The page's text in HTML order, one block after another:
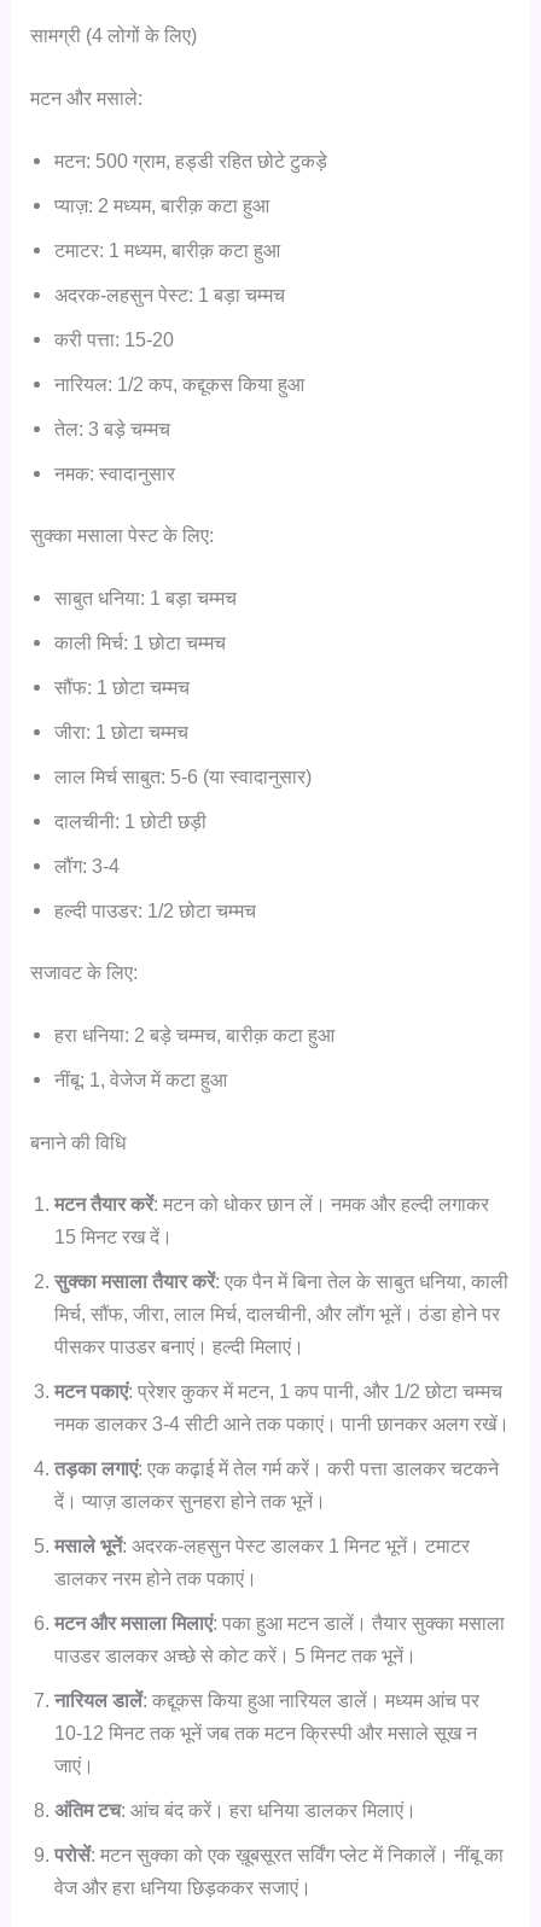
सामग्री (4 लोगों के लिए)
मटन और मसाले:
मटन: 500 ग्राम, हड्डी रहित छोटे टुकड़े
प्याज़: 2 मध्यम, बारीक़ कटा हुआ
टमाटर: 1 मध्यम, बारीक़ कटा हुआ
अदरक-लहसुन पेस्ट: 1 बड़ा चम्मच
करी पत्ता: 15-20
नारियल: 1/2 कप, कद्दूकस किया हुआ
तेल: 3 बड़े चम्मच
नमक: स्वादानुसार
सुक्का मसाला पेस्ट के लिए:
साबुत धनिया: 1 बड़ा चम्मच
काली मिर्च: 1 छोटा चम्मच
सौंफ: 1 छोटा चम्मच
जीरा: 1 छोटा चम्मच
लाल मिर्च साबुत: 5-6 (या स्वादानुसार)
दालचीनी: 1 छोटी छड़ी
लौंग: 3-4
हल्दी पाउडर: 1/2 छोटा चम्मच
सजावट के लिए:
हरा धनिया: 2 बड़े चम्मच, बारीक़ कटा हुआ
नींबू: 1, वेजेज में कटा हुआ
बनाने की विधि
मटन तैयार करें: मटन को धोकर छान लें। नमक और हल्दी लगाकर
15 मिनट रख दें।
सुक्का मसाला तैयार करें: एक पैन में बिना तेल के साबुत धनिया, काली
मिर्च, सौंफ, जीरा, लाल मिर्च, दालचीनी, और लौंग भूनें। ठंडा होने पर
पीसकर पाउडर बनाएं। हल्दी मिलाएं।
मटन पकाएं: प्रेशर कुकर में मटन, 1 कप पानी, और 1/2 छोटा चम्मच
नमक डालकर 3-4 सीटी आने तक पकाएं। पानी छानकर अलग रखें।
तड़का लगाएं: एक कढ़ाई में तेल गर्म करें। करी पत्ता डालकर चटकने
दें। प्याज़ डालकर सुनहरा होने तक भूनें।
मसाले भूनें: अदरक-लहसुन पेस्ट डालकर 1 मिनट भूनें। टमाटर
डालकर नरम होने तक पकाएं।
मटन और मसाला मिलाएं: पका हुआ मटन डालें। तैयार सुक्का मसाला
पाउडर डालकर अच्छे से कोट करें। 5 मिनट तक भूनें।
नारियल डालें: कद्दूकस किया हुआ नारियल डालें। मध्यम आंच पर
10-12 मिनट तक भूनें जब तक मटन क्रिस्पी और मसाले सूख न
जाएं।
अंतिम टच: आंच बंद करें। हरा धनिया डालकर मिलाएं।
परोसें: मटन सुक्का को एक ख़ूबसूरत सर्विंग प्लेट में निकालें। नींबू का
वेज और हरा धनिया छिड़ककर सजाएं।